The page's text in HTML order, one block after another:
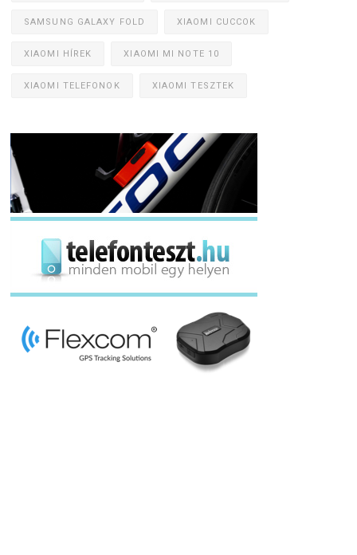
SAMSUNG GALAXY FOLD XIAOMI CUCCOK
XIAOMI HÍREK XIAOMI MI NOTE 10
XIAOMI TELEFONOK XIAOMI TESZTEK